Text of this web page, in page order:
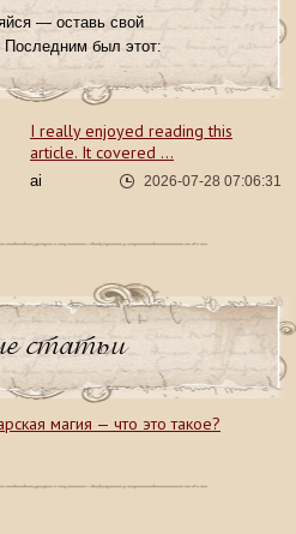
— оставь свой
Последним был этот:
I really enjoyed reading this
article. It covered ...
ai 2026-07-28 07:06:31
статьи
магия — что это такое?